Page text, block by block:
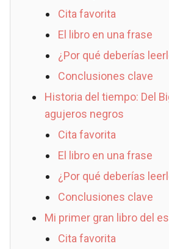
Cita favorita
El libro en una frase
¿Por qué deberías
Conclusiones clave
Historia del tiempo: Del
agujeros negros
Cita favorita
El libro en una frase
¿Por qué deberías
Conclusiones clave
Mi primer gran libro del
Cita favorita